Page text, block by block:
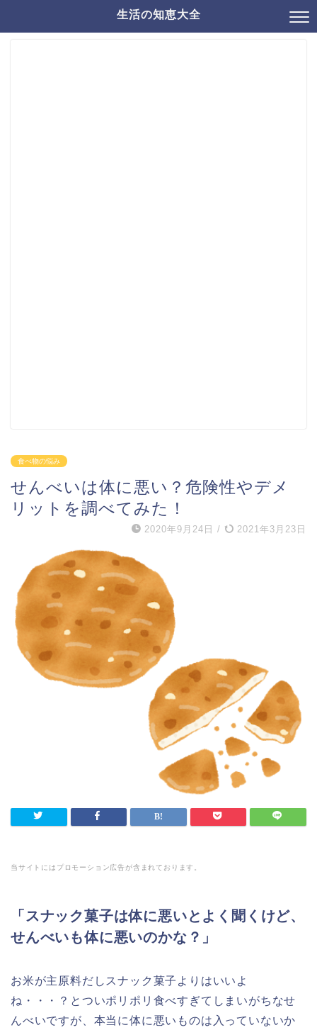
生活の知恵大全
食べ物の悩み
せんべいは体に悪い？危険性やデメ
リットを調べてみた！
2020年9月24日 / 2021年3月23日
当サイトにはプロモーション広告が含まれております。
「スナック菓子は体に悪いとよく聞くけど、
せんべいも体に悪いのかな？」
お米が主原料だしスナック菓子よりはいいよ
ね・・・？とついポリポリ食べすぎてしまいがちなせ
んべいですが、本当に体に悪いものは入っていないか